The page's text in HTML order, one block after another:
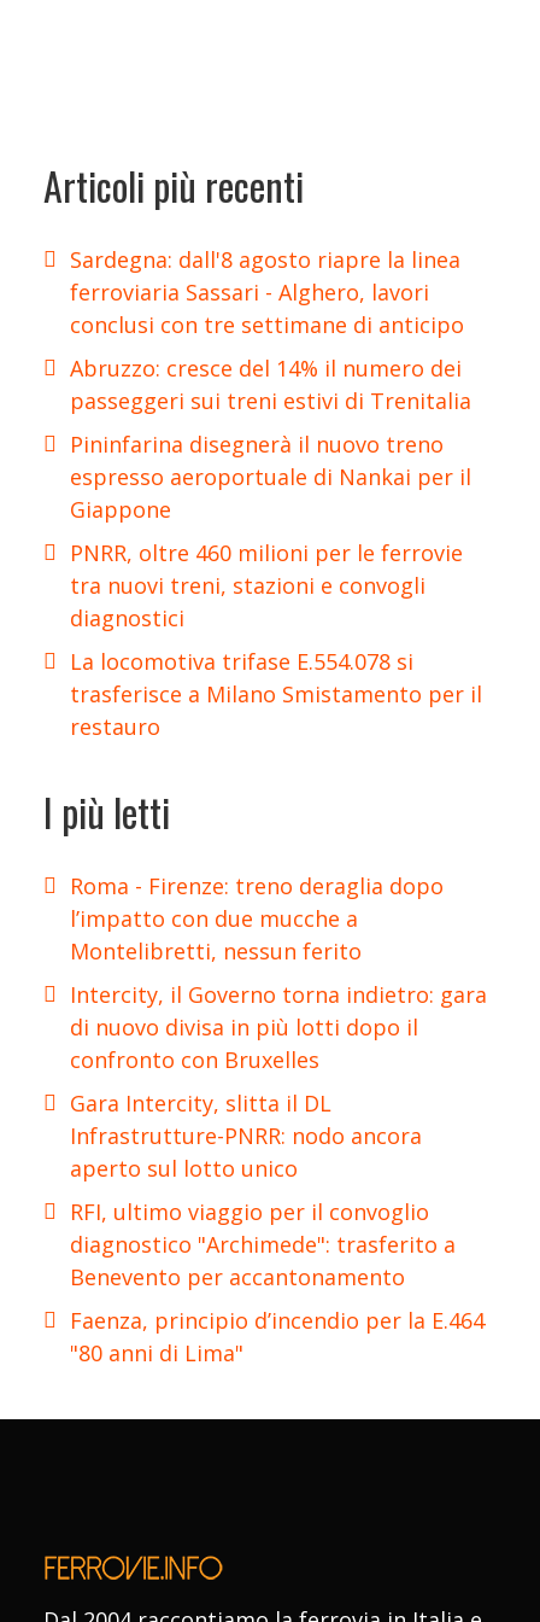
Articoli più recenti
Sardegna: dall'8 agosto riapre la linea
ferroviaria Sassari - Alghero, lavori
conclusi con tre settimane di anticipo
Abruzzo: cresce del 14% il numero dei
passeggeri sui treni estivi di Trenitalia
Pininfarina disegnerà il nuovo treno
espresso aeroportuale di Nankai per il
Giappone
PNRR, oltre 460 milioni per le ferrovie
tra nuovi treni, stazioni e convogli
diagnostici
La locomotiva trifase E.554.078 si
trasferisce a Milano Smistamento per il
restauro
I più letti
Roma - Firenze: treno deraglia dopo
l’impatto con due mucche a
Montelibretti, nessun ferito
Intercity, il Governo torna indietro: gara
di nuovo divisa in più lotti dopo il
confronto con Bruxelles
Gara Intercity, slitta il DL
Infrastrutture-PNRR: nodo ancora
aperto sul lotto unico
RFI, ultimo viaggio per il convoglio
diagnostico "Archimede": trasferito a
Benevento per accantonamento
Faenza, principio d’incendio per la E.464
"80 anni di Lima"